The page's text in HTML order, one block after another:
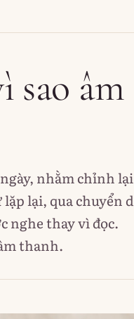
sao âm
nhằm chỉnh
lại, qua chuyển
nghe thay vì đọc.
thanh.